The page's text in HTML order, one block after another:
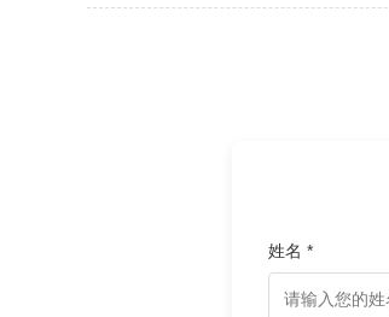
姓名 *